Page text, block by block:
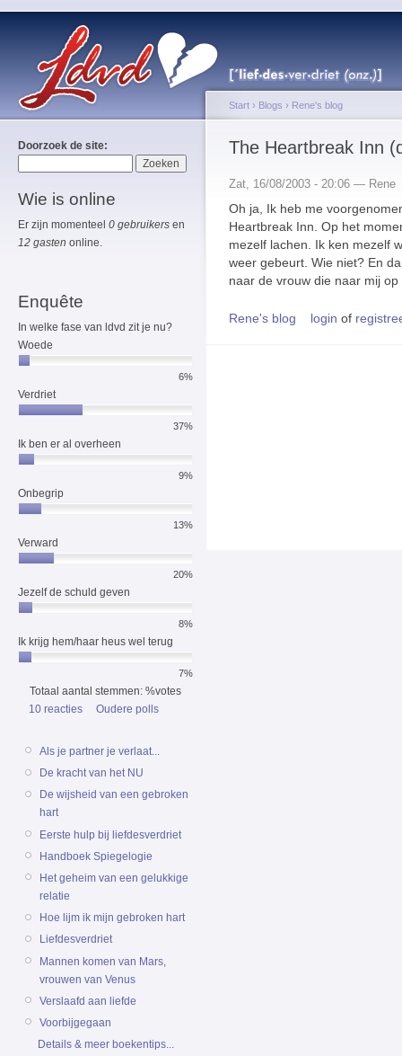
Doorzoek de site:
Wie is online
Er zijn momenteel 0 gebruikers en
12 gasten online.
Enquête
In welke fase van ldvd zit je nu?
Woede
6%
Verdriet
37%
Ik ben er al overheen
9%
Onbegrip
13%
Verward
20%
Jezelf de schuld geven
8%
Ik krijg hem/haar heus wel terug
7%
Totaal aantal stemmen: %votes
10 reacties
Oudere polls
Als je partner je verlaat...
De kracht van het NU
De wijsheid van een gebroken
hart
Eerste hulp bij liefdesverdriet
Handboek Spiegelogie
Het geheim van een gelukkige
relatie
Hoe lijm ik mijn gebroken hart
Liefdesverdriet
Mannen komen van Mars,
vrouwen van Venus
Verslaafd aan liefde
Voorbijgegaan
Details & meer boekentips...
Start › Blogs › Rene's blog
The Heartbreak Inn
Zat, 16/08/2003 - 20:06 — Rene
Oh ja, Ik heb me
Heartbreak Inn. Op het
mezelf lachen. Ik ken mezelf
weer gebeurt. Wie niet? En
naar de vrouw die naar mij
Rene's blog login of